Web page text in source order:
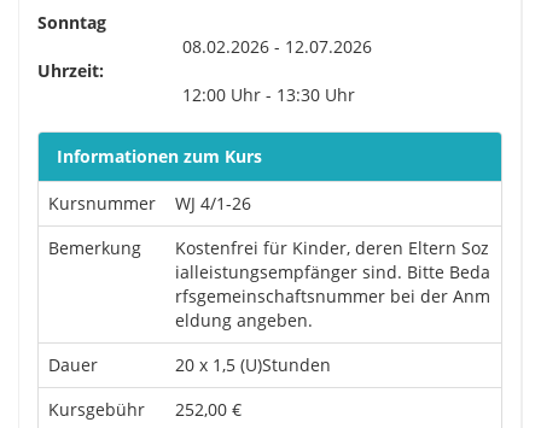
Sonntag
08.02.2026 - 12.07.2026
Uhrzeit:
12:00 Uhr - 13:30 Uhr
Informationen zum Kurs
Kursnummer
WJ 4/1-26
Bemerkung
Kostenfrei für Kinder, deren Eltern Soz
ialleistungsempfänger sind. Bitte Beda
rfsgemeinschaftsnummer bei der Anm
eldung angeben.
Dauer
20 x 1,5 (U)Stunden
Kursgebühr
252,00 €